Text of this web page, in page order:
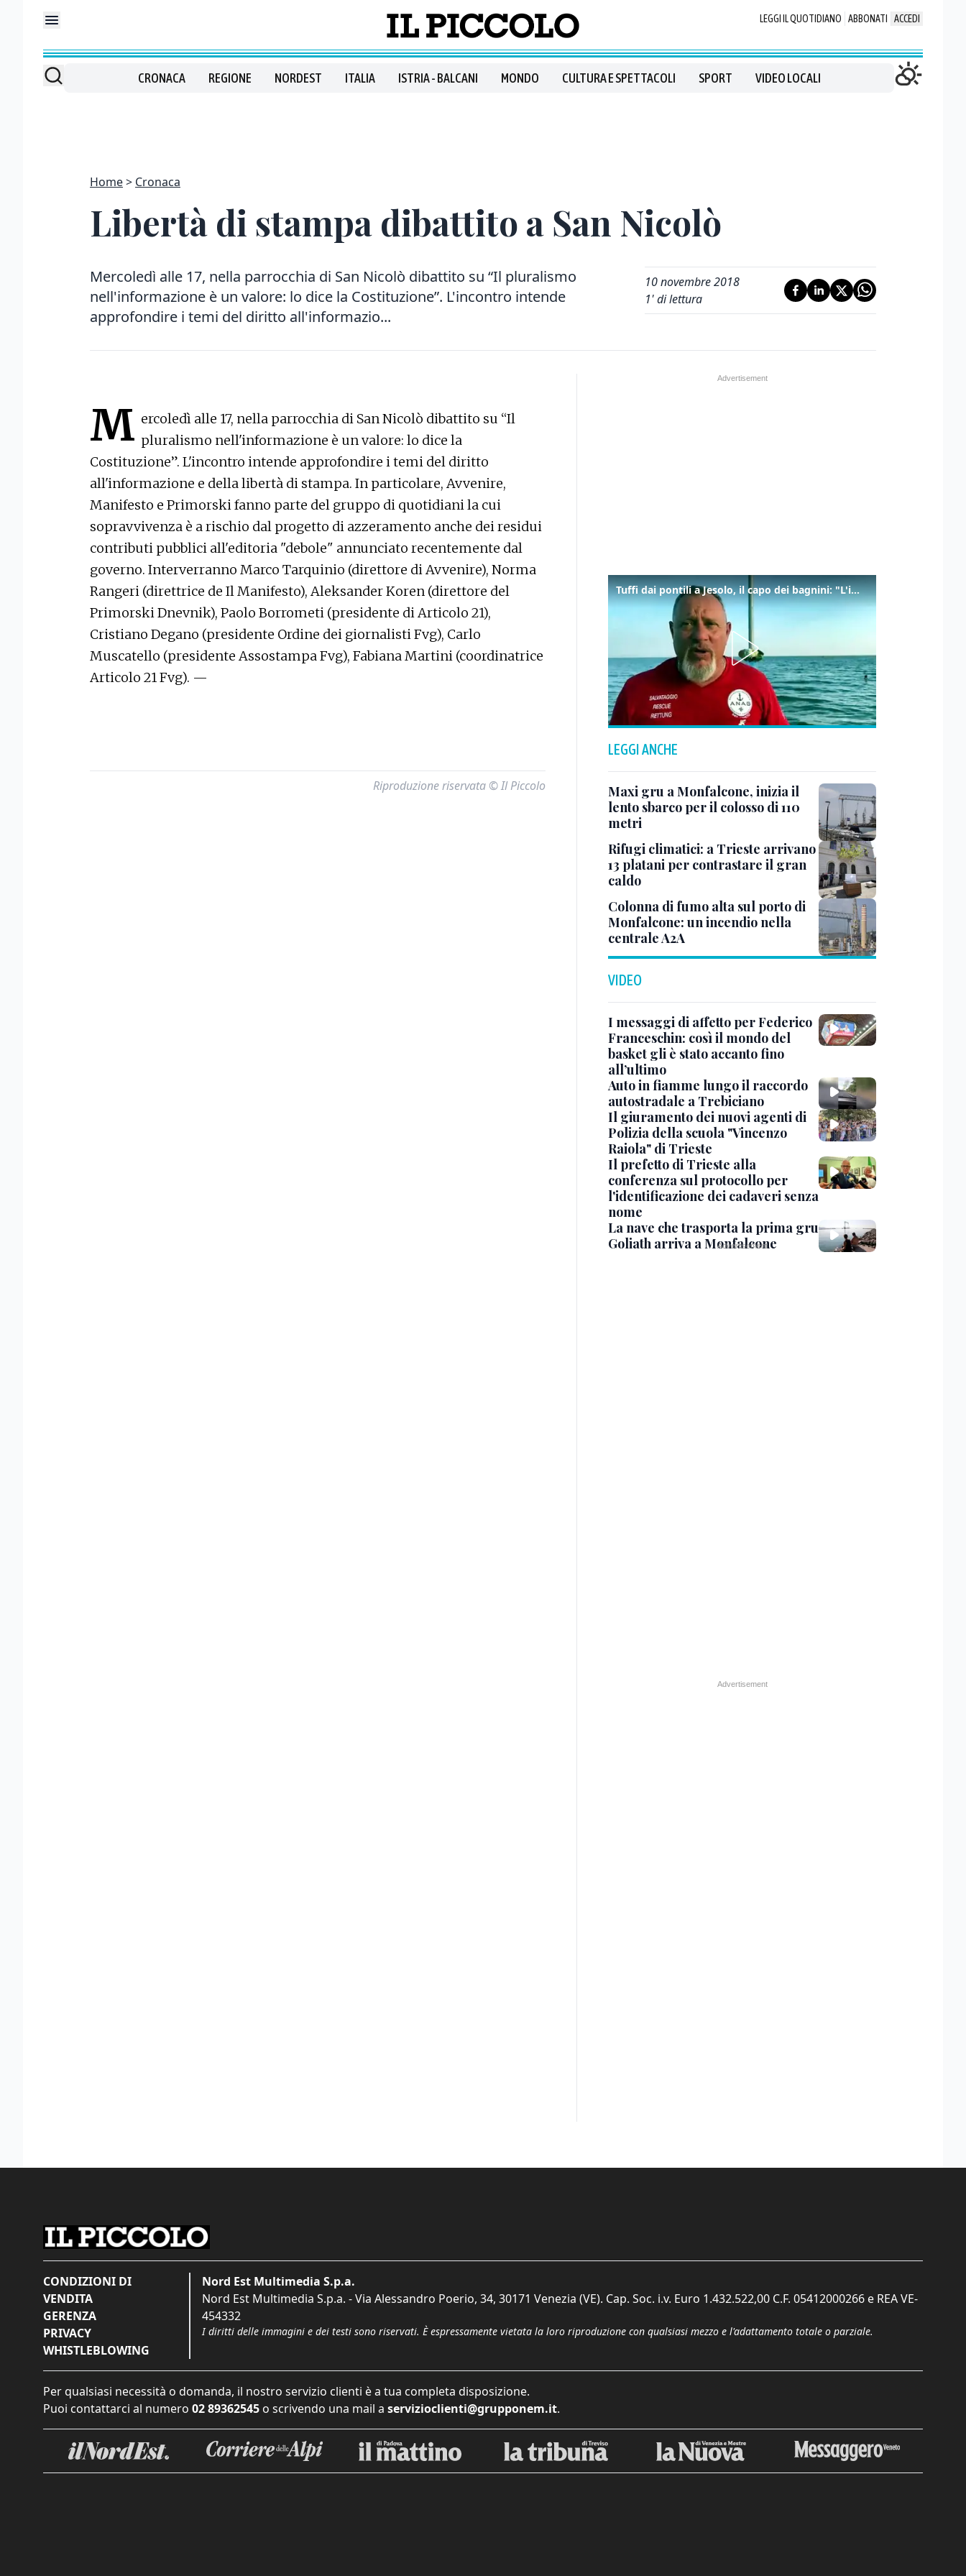
LEGGI IL QUOTIDIANO ABBONATI ACCEDI
CRONACA REGIONE NORDEST ITALIA ISTRIA - BALCANI MONDO CULTURA E SPETTACOLI SPORT VIDEO LOCALI
Home Cronaca
Libertà di stampa dibattito a San Nicolò
Mercoledì alle 17, nella parrocchia di San Nicolò dibattito su “Il pluralismo
nell'informazione è un valore: lo dice la Costituzione”. L'incontro intende
approfondire i temi del diritto all'informazio...
10 novembre 2018
1' di lettura
M ercoledì alle 17, nella parrocchia di San Nicolò dibattito su “Il
pluralismo nell'informazione è un valore: lo dice la
Costituzione”. L'incontro intende approfondire i temi del diritto
all'informazione e della libertà di stampa. In particolare, Avvenire,
Manifesto e Primorski fanno parte del gruppo di quotidiani la cui
sopravvivenza è a rischio dal progetto di azzeramento anche dei residui
contributi pubblici all'editoria "debole" annunciato recentemente dal
governo. Interverranno Marco Tarquinio (direttore di Avvenire), Norma
Rangeri (direttrice de Il Manifesto), Aleksander Koren (direttore del
Primorski Dnevnik), Paolo Borrometi (presidente di Articolo 21),
Cristiano Degano (presidente Ordine dei giornalisti Fvg), Carlo
Muscatello (presidente Assostampa Fvg), Fabiana Martini (coordinatrice
Articolo 21 Fvg). —
Riproduzione riservata © Il Piccolo
Tuffi dai pontili a Jesolo, il capo dei bagnini: "L'impegno di tutti per evitare altre tragedie"
LEGGI ANCHE
Maxi gru a Monfalcone, inizia il
lento sbarco per il colosso di 110
metri
Rifugi climatici: a Trieste arrivano
13 platani per contrastare il gran
caldo
Colonna di fumo alta sul porto di
Monfalcone: un incendio nella
centrale A2A
VIDEO
I messaggi di affetto per Federico
Franceschin: così il mondo del
basket gli è stato accanto fino
all’ultimo
Auto in fiamme lungo il raccordo
autostradale a Trebiciano
Il giuramento dei nuovi agenti di
Polizia della scuola "Vincenzo
Raiola" di Trieste
Il prefetto di Trieste alla
conferenza sul protocollo per
l'identificazione dei cadaveri senza
nome
La nave che trasporta la prima gru
Goliath arriva a Monfalcone
CONDIZIONI DI
VENDITA
GERENZA
PRIVACY
WHISTLEBLOWING
Nord Est Multimedia S.p.a.
Nord Est Multimedia S.p.a. - Via Alessandro Poerio, 34, 30171 Venezia (VE). Cap. Soc. i.v. Euro 1.432.522,00 C.F. 05412000266 e REA VE-
454332
I diritti delle immagini e dei testi sono riservati. È espressamente vietata la loro riproduzione con qualsiasi mezzo e l'adattamento totale o parziale.
Per qualsiasi necessità o domanda, il nostro servizio clienti è a tua completa disposizione.
Puoi contattarci al numero 02 89362545 o scrivendo una mail a servizioclienti@grupponem.it.